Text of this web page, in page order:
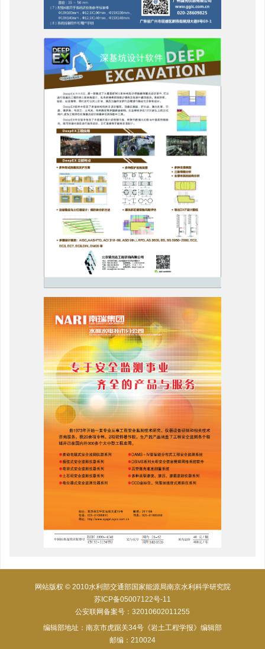
网站版权 © 2010水利部交通部国家能源局南京水利科学研究院
苏ICP备05007122号-11
公安联网备案号：32010602011255
编辑部地址：南京市虎踞关34号《岩土工程学报》编辑部
邮编：210024